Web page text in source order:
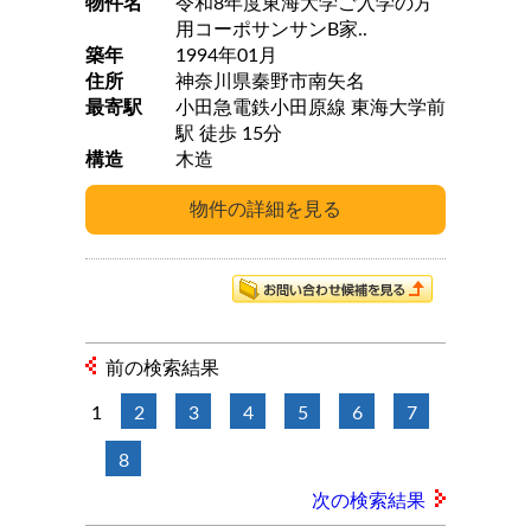
用コーポサンサンB家..
築年
1994年01月
住所
神奈川県秦野市南矢名
最寄駅
小田急電鉄小田原線 東海大学前
駅 徒歩 15分
構造
木造
前の検索結果
1 2 3 4 5 6 7
8
次の検索結果